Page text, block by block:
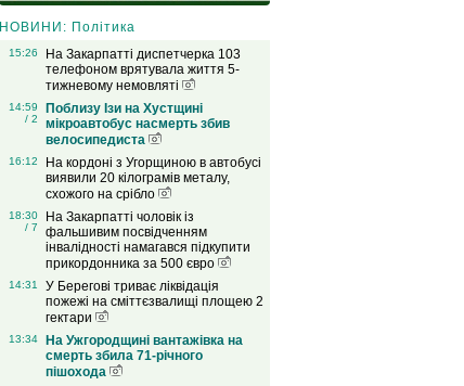
НОВИНИ: Політика
15:26
На Закарпатті диспетчерка 103
телефоном врятувала життя 5-
тижневому немовляті
14:59
/ 2
Поблизу Ізи на Хустщині
мікроавтобус насмерть збив
велосипедиста
16:12
На кордоні з Угорщиною в автобусі
виявили 20 кілограмів металу,
схожого на срібло
18:30
/ 7
На Закарпатті чоловік із
фальшивим посвідченням
інвалідності намагався підкупити
прикордонника за 500 євро
14:31
У Берегові триває ліквідація
пожежі на сміттєзвалищі площею 2
гектари
13:34
На Ужгородщині вантажівка на
смерть збила 71-річного
пішохода